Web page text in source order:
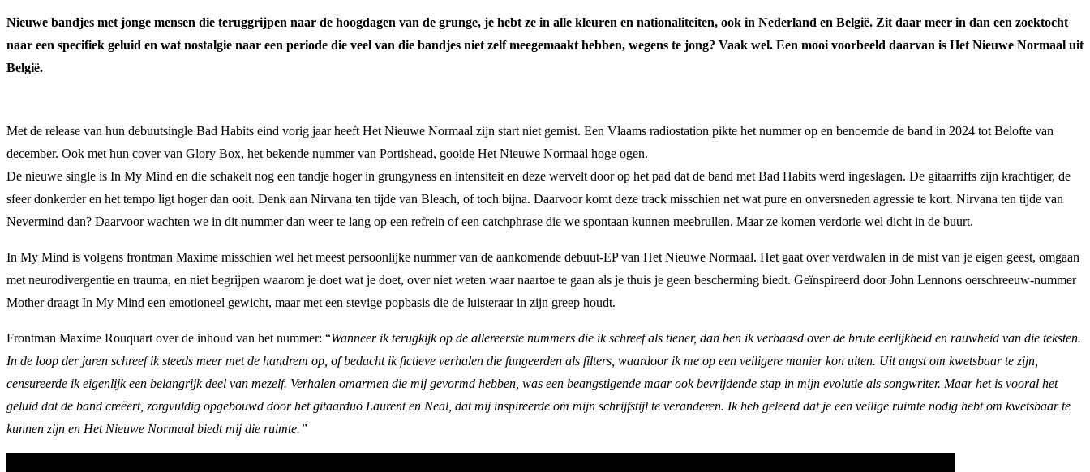
Nieuwe bandjes met jonge mensen die teruggrijpen naar de hoogdagen van de grunge, je hebt ze in alle kleuren en nationaliteiten, ook in Nederland en België. Zit daar meer in dan een zoektocht
naar een specifiek geluid en wat nostalgie naar een periode die veel van die bandjes niet zelf meegemaakt hebben, wegens te jong? Vaak wel. Een mooi voorbeeld daarvan is Het Nieuwe Normaal uit
België.
Met de release van hun debuutsingle Bad Habits eind vorig jaar heeft Het Nieuwe Normaal zijn start niet gemist. Een Vlaams radiostation pikte het nummer op en benoemde de band in 2024 tot Belofte van
december. Ook met hun cover van Glory Box, het bekende nummer van Portishead, gooide Het Nieuwe Normaal hoge ogen.
De nieuwe single is In My Mind en die schakelt nog een tandje hoger in grungyness en intensiteit en deze wervelt door op het pad dat de band met Bad Habits werd ingeslagen. De gitaarriffs zijn krachtiger, de
sfeer donkerder en het tempo ligt hoger dan ooit. Denk aan Nirvana ten tijde van Bleach, of toch bijna. Daarvoor komt deze track misschien net wat pure en onversneden agressie te kort. Nirvana ten tijde van
Nevermind dan? Daarvoor wachten we in dit nummer dan weer te lang op een refrein of een catchphrase die we spontaan kunnen meebrullen. Maar ze komen verdorie wel dicht in de buurt.
In My Mind is volgens frontman Maxime misschien wel het meest persoonlijke nummer van de aankomende debuut-EP van Het Nieuwe Normaal. Het gaat over verdwalen in de mist van je eigen geest, omgaan
met neurodivergentie en trauma, en niet begrijpen waarom je doet wat je doet, over niet weten waar naartoe te gaan als je thuis je geen bescherming biedt. Geïnspireerd door John Lennons oerschreeuw-nummer
Mother draagt In My Mind een emotioneel gewicht, maar met een stevige popbasis die de luisteraar in zijn greep houdt.
Frontman Maxime Rouquart over de inhoud van het nummer: “Wanneer ik terugkijk op de allereerste nummers die ik schreef als tiener, dan ben ik verbaasd over de brute eerlijkheid en rauwheid van die teksten.
In de loop der jaren schreef ik steeds meer met de handrem op, of bedacht ik fictieve verhalen die fungeerden als filters, waardoor ik me op een veiligere manier kon uiten. Uit angst om kwetsbaar te zijn,
censureerde ik eigenlijk een belangrijk deel van mezelf. Verhalen omarmen die mij gevormd hebben, was een beangstigende maar ook bevrijdende stap in mijn evolutie als songwriter. Maar het is vooral het
geluid dat de band creëert, zorgvuldig opgebouwd door het gitaarduo Laurent en Neal, dat mij inspireerde om mijn schrijfstijl te veranderen. Ik heb geleerd dat je een veilige ruimte nodig hebt om kwetsbaar te
kunnen zijn en Het Nieuwe Normaal biedt mij die ruimte.”